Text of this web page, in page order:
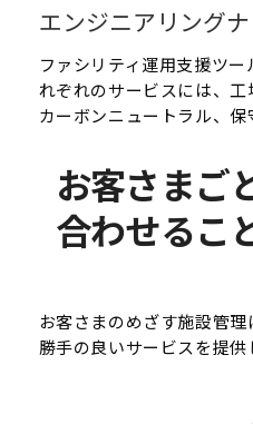
エンジニアリング
ファシリティ運用支援ツ
れぞれのサービスには、
カーボンニュートラル、
お客さまご
合わせるこ
お客さまのめざす施設管
勝手の良いサービスを提供